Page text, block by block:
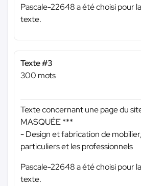
Pascale-22648 a été choisi pour
texte.
Texte #3
300 mots
Texte concernant une page du
MASQUÉE ***
- Design et fabrication de
particuliers et les professionnels
Pascale-22648 a été choisi pour
texte.